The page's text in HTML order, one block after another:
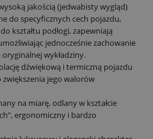
jakością (jedwabisty wygląd)
do specyficznych cech pojazdu,
kształtu podłogi, zapewniają
jednocześnie zachowanie
wykładziny.
dźwiękową i termiczną pojazdu
jego walorów
na miarę, odlany w kształcie
ergonomiczny i bardzo